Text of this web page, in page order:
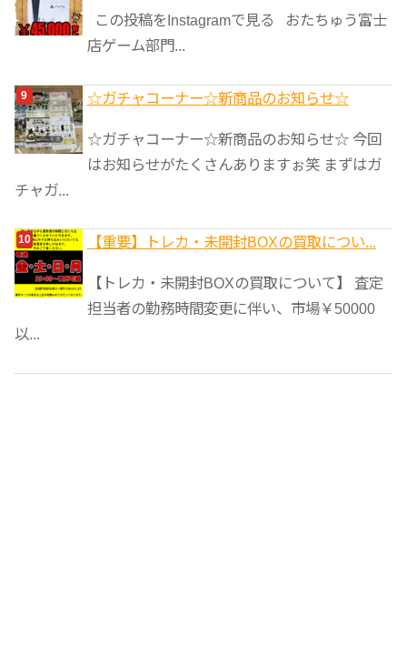
この投稿をInstagramで見る おたちゅう富士
店ゲーム部門...
☆ガチャコーナー☆新商品のお知らせ☆
☆ガチャコーナー☆新商品のお知らせ☆ 今回
はお知らせがたくさんありますぉ笑 まずはガ
チャガ...
【重要】トレカ・未開封BOXの買取につい...
【トレカ・未開封BOXの買取について】 査定
担当者の勤務時間変更に伴い、市場￥50000
以...